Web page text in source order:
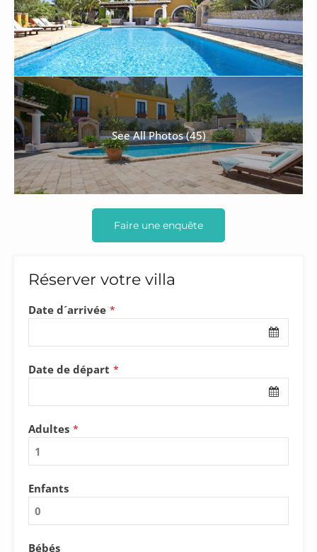
See All Photos (45)
Faire une enquête
Réserver votre villa
Date d´arrivée *
Date de départ *
Adultes *
Enfants
Bébés